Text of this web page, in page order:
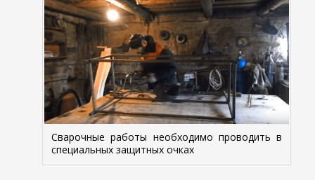
Сварочные работы необходимо проводить в
специальных защитных очках